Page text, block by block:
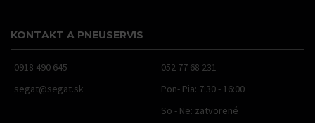
KONTAKT A PNEUSERVIS
0918 490 645
052 77 68 231
segat@segat.sk
Pon- Pia: 7:30 - 16:00
So - Ne: zatvorené